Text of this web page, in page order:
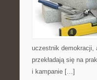
uczestnik demokracji,
przekładają się na
i kampanie […]